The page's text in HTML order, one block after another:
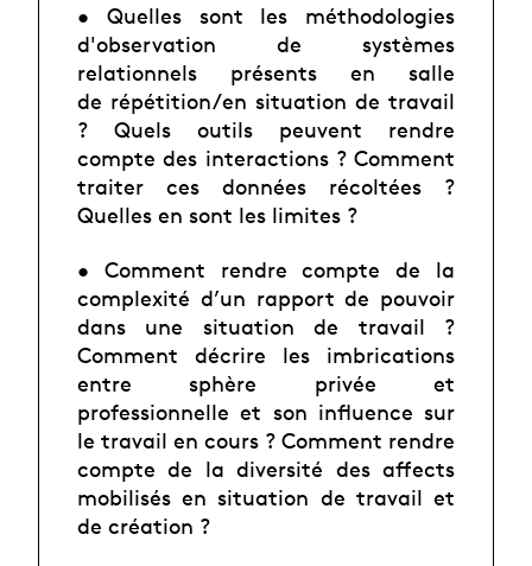
• Quelles sont les méthodologies
d'observation de systèmes
relationnels présents en salle
de répétition/en situation de travail
? Quels outils peuvent rendre
compte des interactions ? Comment
traiter ces données récoltées ?
Quelles en sont les limites ?
• Comment rendre compte de la
complexité d’un rapport de pouvoir
dans une situation de travail ?
Comment décrire les imbrications
entre sphère privée et
professionnelle et son influence sur
le travail en cours ? Comment rendre
compte de la diversité des affects
mobilisésen situation de travail et
de création ?